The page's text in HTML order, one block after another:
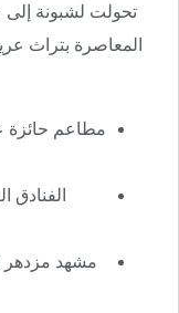
تحولت لشبونة إلى
المعاصرة بتراث
مطاعم حائزة
الفنادق
مشهد مزدهر